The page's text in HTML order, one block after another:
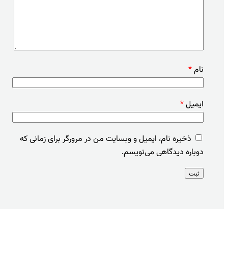
نام*
ایمیل*
ذخیره نام، ایمیل و وبسایت من در مرورگر برای زمانی که
دوباره دیدگاهی می‌نویسم.